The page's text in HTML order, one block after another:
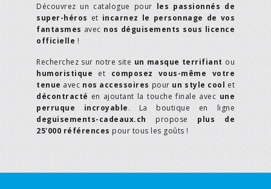
Découvrez un catalogue pour les passionnés de
super-héros et incarnez le personnage de vos
fantasmes avec nos déguisements sous licence
officielle !
Recherchez sur notre site un masque terrifiant ou
humoristique et composez vous-même votre
tenue avec nos accessoires pour un style cool et
décontracté en ajoutant la touche finale avec une
perruque incroyable. La boutique en ligne
deguisements-cadeaux.ch propose plus de
25'000 références pour tous les goûts !